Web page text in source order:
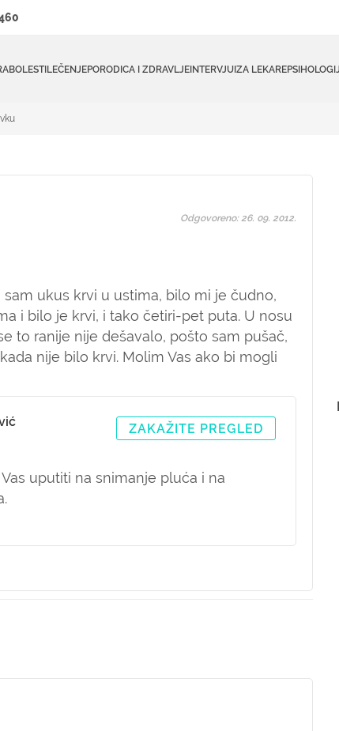
BOLESTILEČENJEPORODICA I ZDRAVLJEINTERVJUIZA LEKARE
ukus krvi u ustima, bilo mi je čudno,
i bilo je krvi, i tako četiri-pet puta. U nosu
to ranije nije dešavalo, pošto sam pušač,
nije bilo krvi. Molim Vas ako bi mogli
Odgovoreno: 26. 09. 2012.
ZAKAŽITE PREGLED
uputiti na snimanje pluća i na